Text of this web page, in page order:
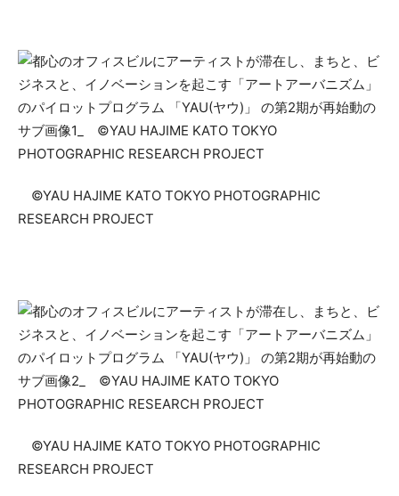
©YAU HAJIME KATO TOKYO PHOTOGRAPHIC
RESEARCH PROJECT
©YAU HAJIME KATO TOKYO PHOTOGRAPHIC
RESEARCH PROJECT